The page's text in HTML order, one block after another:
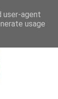
user-agent
usage